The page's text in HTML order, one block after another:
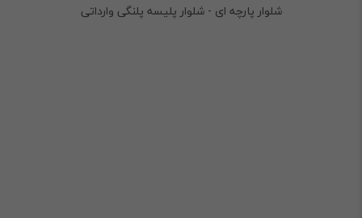
شلوار پارچه ای - شلوار پلیسه پلنگی وارداتی